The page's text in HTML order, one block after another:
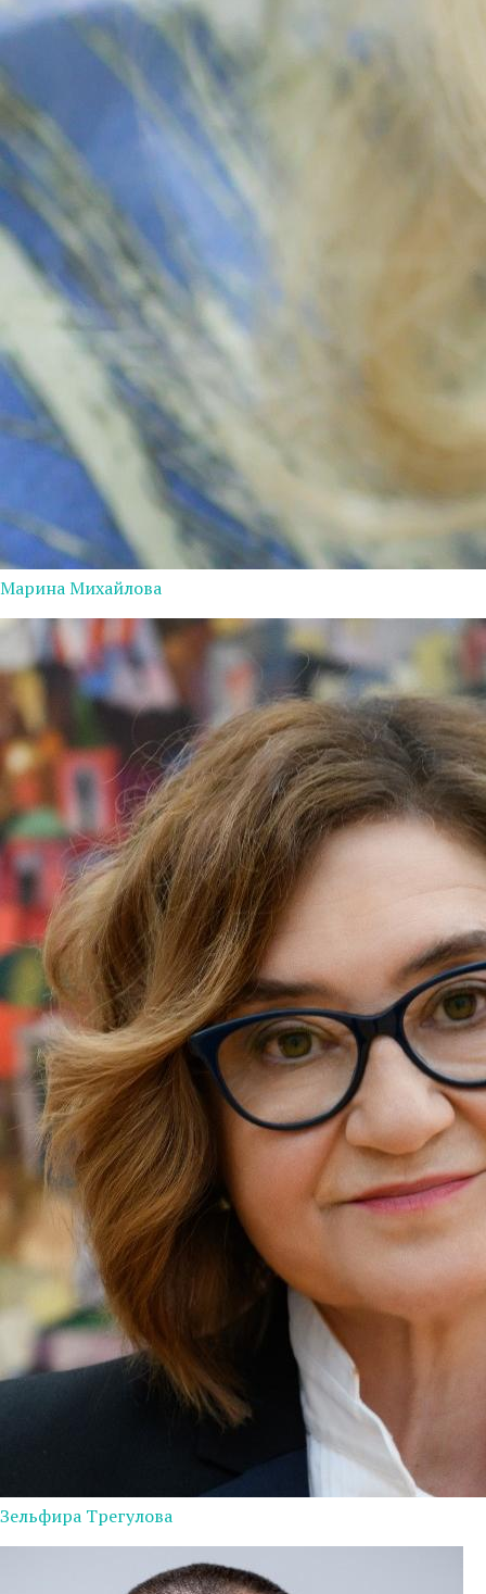
Марина Михайлова
Зельфира Трегулова